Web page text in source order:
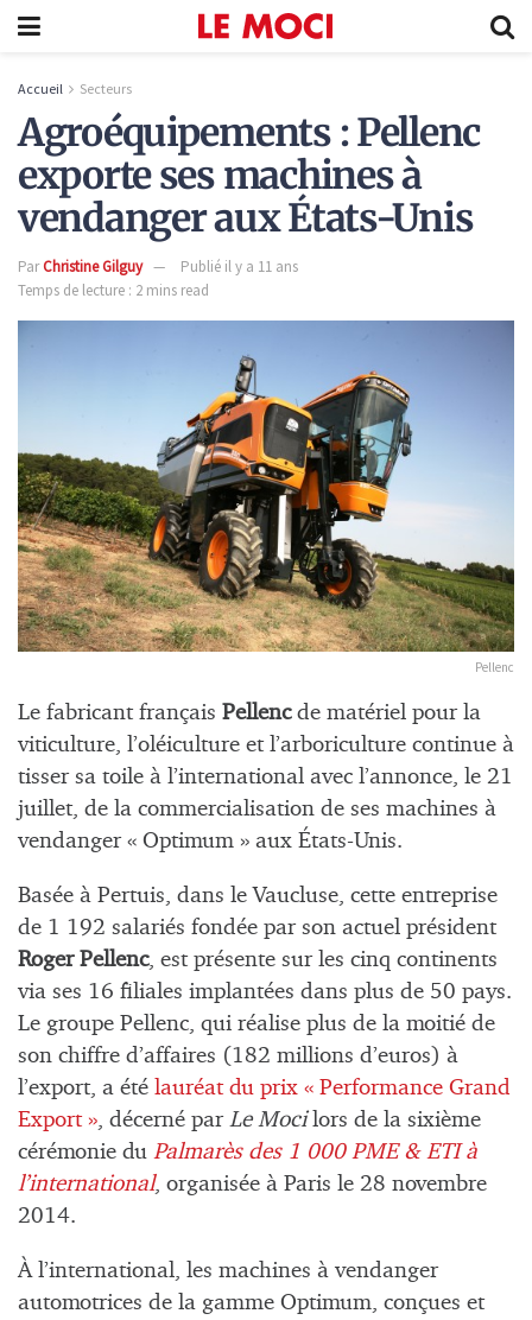
Accueil Secteurs
Agroéquipements : Pellenc
exporte ses machines à
vendanger aux États-Unis
ParChristine Gilguy
Publié il y a 11 ans
Temps de lecture : 2 mins read
Pellenc
Le fabricant français Pellencde matériel pour la
viticulture, l’oléiculture et l’arboriculture continue à
tisser sa toile à l’international avec l’annonce, le 21
juillet, de la commercialisation de ses machines à
vendanger « Optimum » aux États-Unis.
Basée à Pertuis, dans le Vaucluse, cette entreprise
de 1 192 salariés fondée par son actuel président
Roger Pellenc, est présente sur les cinq continents
via ses 16 filiales implantées dans plus de 50 pays.
Le groupe Pellenc, qui réalise plus de la moitié de
son chiffre d’affaires (182 millions d’euros) à
l’export, a été lauréat du prix « Performance Grand
Export », décerné par Le Mocilors de la sixième
cérémonie du Palmarès des 1 000 PME & ETI à
l’international, organisée à Paris le 28 novembre
2014.
À l’international, les machines à vendanger
automotrices de la gamme Optimum, conçues et